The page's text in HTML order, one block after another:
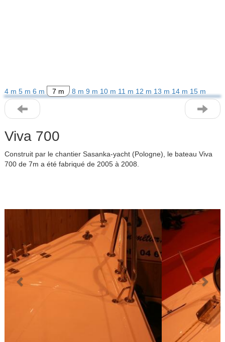
4 m 5 m 6 m 7 m 8 m 9 m 10 m 11 m 12 m 13 m 14 m 15 m
Viva 700
Construit par le chantier Sasanka-yacht (Pologne), le bateau Viva
700 de 7m a été fabriqué de 2005 à 2008.